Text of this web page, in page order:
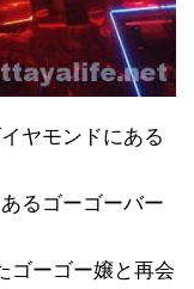
ヤモンドにある
るゴーゴーバー
ゴーゴー嬢と再会